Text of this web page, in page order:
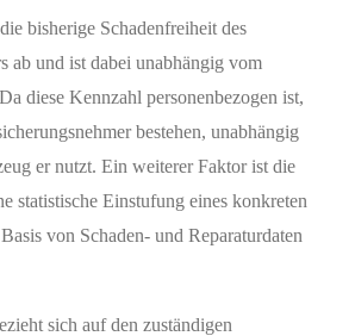
bisherige Schadenfreiheit des
ab und ist dabei unabhängig vom
diese Kennzahl personenbezogen ist,
bestehen, unabhängig
er nutzt. Ein weiterer Faktor ist die
statistische Einstufung eines konkreten
von Schaden- und Reparaturdaten
sich auf den zuständigen